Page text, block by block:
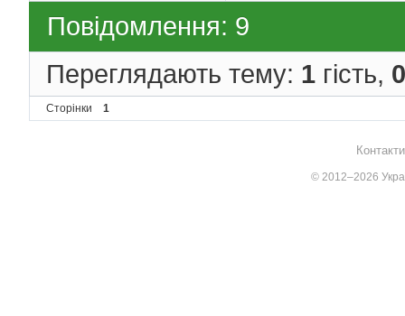
Повідомлення: 9
Переглядають тему: 1 гість, 0
Сторінки 1
© 2012–2026